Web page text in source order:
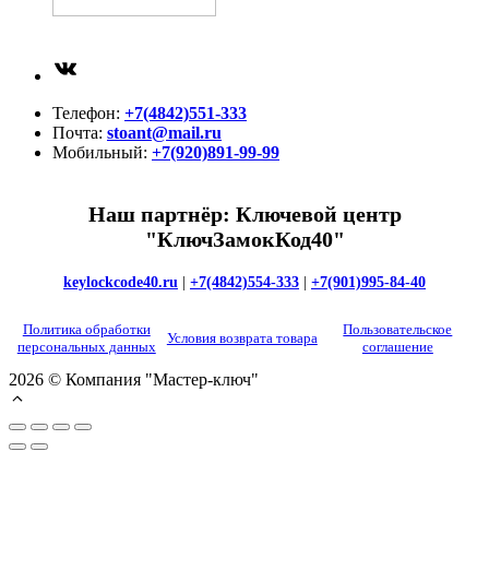
Телефон: +7(4842)551-333
Почта: stoant@mail.ru
Мобильный: +7(920)891-99-99
Наш партнёр: Ключевой центр
"КлючЗамокКод40"
keylockcode40.ru +7(4842)554-333 +7(901)995-84-40
Политика обработки
персональных данных
Условия возврата товара
Пользовательское
соглашение
2026 © Компания "Мастер-ключ"